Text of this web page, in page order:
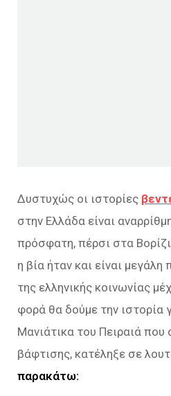
Δυστυχώς οι ιστορίες
στην Ελλάδα είναι
πρόσφατη, πέρσι στα
η βία ήταν και είναι
της ελληνικής κοινωνίας
φορά θα δούμε την ιστορία
Μανιάτικα του Πειραιά που
βάφτισης, κατέληξε σε
παρακάτω: